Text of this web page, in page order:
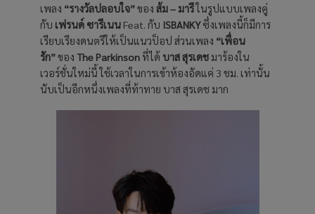
เพลง “รางวัลปลอบใจ”ของ ส้ม – มารีในรูปแบบเพลงคู่
กับ เฟรนด์ ซารีเนนFeat. กับ ISBANKYซึ่งเพลงนี้ก็มีการ
เรียบเรียงดนตรีให้เป็นแนวป็อป ส่วนเพลง “เพื่อน
รัก”ของ The Parkinsonที่ได้ บาส สุรเดชมาร้องใน
เวอร์ชั่นใหม่นี้ ใช้เวลาในการเข้าห้องอัดแค่ 3 ชม. เท่านั้น
นับเป็นอีกหนึ่งเพลงที่ท้าทาย บาส สุรเดช มาก